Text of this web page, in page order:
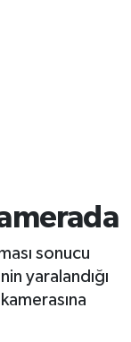
sonucu
yaralandığı